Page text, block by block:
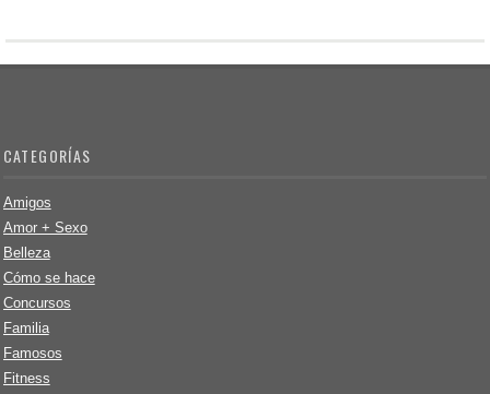
CATEGORÍAS
Amigos
Amor + Sexo
Belleza
Cómo se hace
Concursos
Familia
Famosos
Fitness